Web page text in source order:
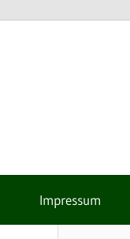
Impressum